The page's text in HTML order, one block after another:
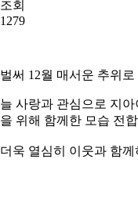
조회
1279
벌써 12월 매서운 추위
늘 사랑과 관심으로 지
을 위해 함께한 모습 전
더욱 열심히 이웃과 함